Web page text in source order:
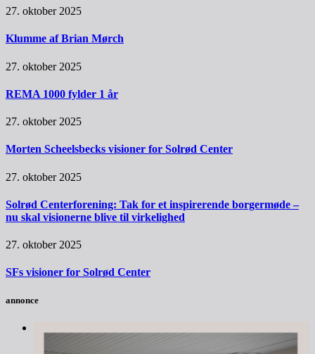
27. oktober 2025
Klumme af Brian Mørch
27. oktober 2025
REMA 1000 fylder 1 år
27. oktober 2025
Morten Scheelsbecks visioner for Solrød Center
27. oktober 2025
Solrød Centerforening: Tak for et inspirerende borgermøde –
nu skal visionerne blive til virkelighed
27. oktober 2025
SFs visioner for Solrød Center
annonce